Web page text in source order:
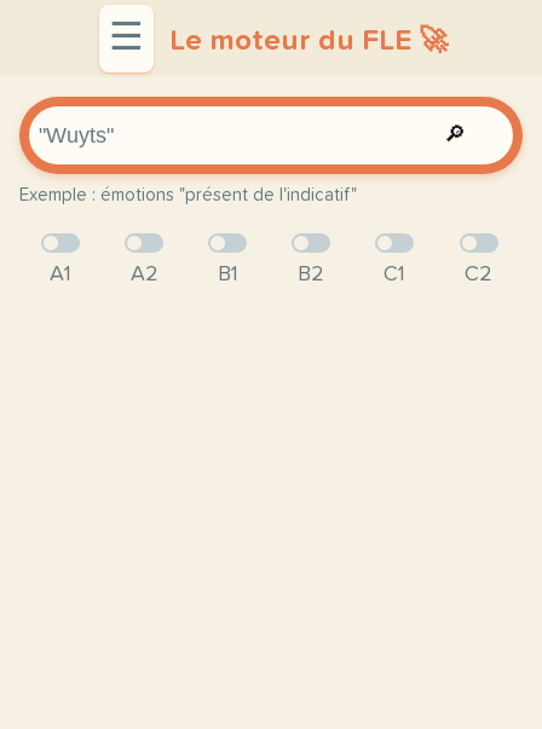
☰ Le moteur du FLE 🚀
🔎
Exemple : émotions "présent de l'indicatif"
A1 A2 B1 B2 C1 C2